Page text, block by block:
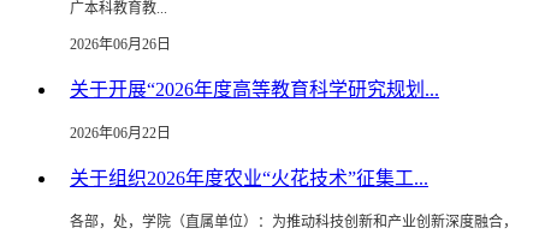
广本科教育教...
2026年06月26日
关于开展“2026年度高等教育科学研究规划...
2026年06月22日
关于组织2026年度农业“火花技术”征集工...
各部，处，学院（直属单位）：为推动科技创新和产业创新深度融合，